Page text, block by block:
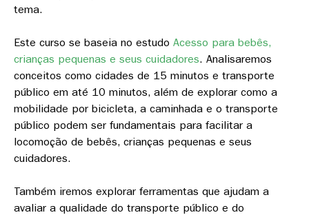
tema.
Este curso se baseia no estudo Acesso para bebês,
crianças pequenas e seus cuidadores. Analisaremos
conceitos como cidades de 15 minutos e transporte
público em até 10 minutos, além de explorar como a
mobilidade por bicicleta, a caminhada e o transporte
público podem ser fundamentais para facilitar a
locomoção de bebês, crianças pequenas e seus
cuidadores.
Também iremos explorar ferramentas que ajudam a
avaliar a qualidade do transporte público e do